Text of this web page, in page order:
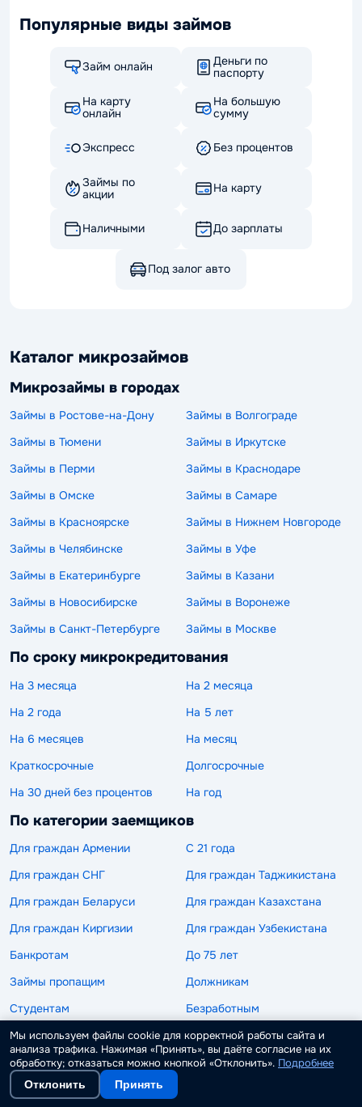
Популярные виды займов
Займ онлайн
Деньги по
паспорту
На карту
онлайн
На большую
сумму
Экспресс Без процентов
Займы по
акции
На карту
Наличными До зарплаты
Под залог авто
Каталог микрозаймов
Микрозаймы в городах
Займы в Ростове-на-Дону
Займы в Волгограде
Займы в Тюмени
Займы в Иркутске
Займы в Перми
Займы в Краснодаре
Займы в Омске
Займы в Самаре
Займы в Красноярске
Займы в Нижнем Новгороде
Займы в Челябинске
Займы в Уфе
Займы в Екатеринбурге
Займы в Казани
Займы в Новосибирске
Займы в Воронеже
Займы в Санкт-Петербурге
Займы в Москве
По сроку микрокредитования
На 3 месяца
На 2 месяца
На 2 года
На 5 лет
На 6 месяцев
На месяц
Краткосрочные
Долгосрочные
На 30 дней без процентов
На год
По категории заемщиков
Для граждан Армении
С 21 года
Для граждан СНГ
Для граждан Таджикистана
Для граждан Беларуси
Для граждан Казахстана
Для граждан Киргизии
Для граждан Узбекистана
Банкротам
До 75 лет
Займы пропащим
Должникам
Студентам
Безработным
С 19 лет
С 20 лет
До 80 лет
Пенсионерам
С 18 лет
Мы используем файлы cookie для корректной работы сайта и
анализа трафика. Нажимая «Принять», вы даёте согласие на их
обработку; отказаться можно кнопкой «Отклонить». Подробнее
Отклонить Принять